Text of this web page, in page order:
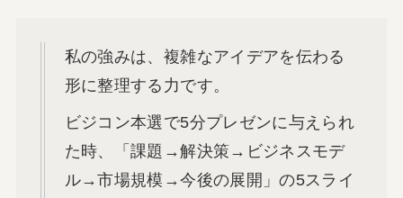
私の強みは、複雑なアイデアを伝わる
形に整理する力です。
ビジコン本選で5分プレゼンに与えられ
た時、「課題→解決策→ビジネスモデ
ル→市場規模→今後の展開」の5スライ